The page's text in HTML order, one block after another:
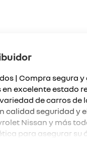
| Compra segura
excelente estado
de carros de
calidad seguridad y
Nissan y más
para asegurar su